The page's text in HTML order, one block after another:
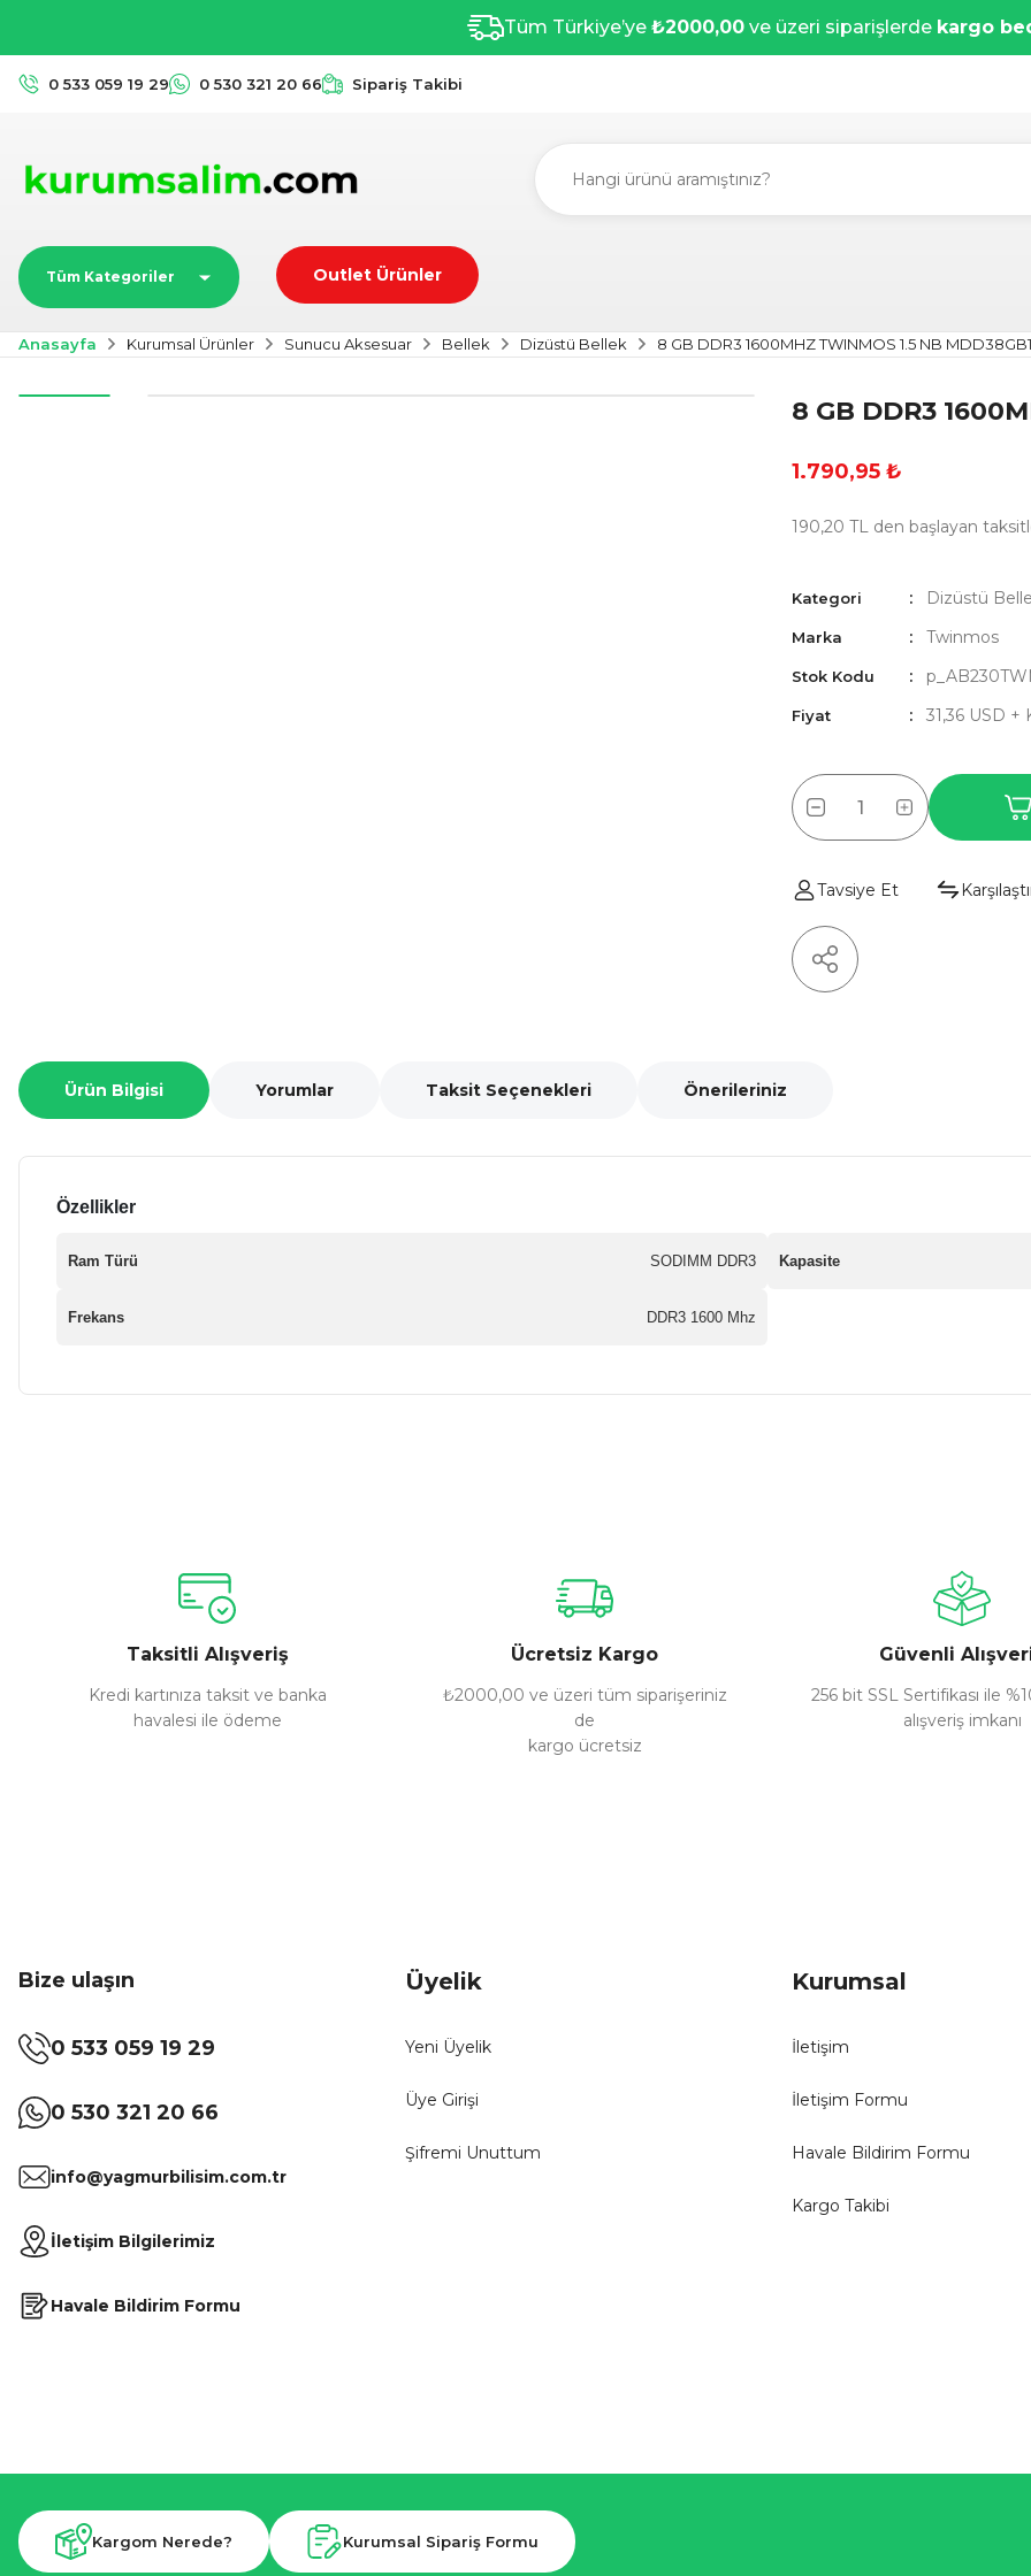
Tüm Türkiye’ye ₺2000,00 ve üzeri siparişlerde kargo
0 533 059 19 29 0 530 321 20 66 Sipariş Takibi
Tüm Kategoriler Outlet Ürünler
Anasayfa Kurumsal Ürünler Sunucu Aksesuar Bellek Dizüstü Bellek 8 GB DDR3 1600MHZ TWINMOS 1.5 NB
8 GB DDR3
1.790,95 ₺
190,20 TL den başlayan
Kategori Dizüstü
Marka Twinmos
Stok Kodu
Fiyat 31,36 USD +
Tavsiye Et
Ürün Bilgisi Yorumlar Taksit Seçenekleri Önerileriniz
Özellikler
Ram Türü SODIMM DDR3 Kapasite
Frekans DDR3 1600 Mhz
Ürün açıklamasında eksik bilgiler bulunuyor.
Ürün bilgilerinde hatalar bulunuyor.
Ürün fiyatı diğer sitelerden daha pahalı.
Bu ürüne benzer farklı alternatifler olmalı.
Taksitli Alışveriş
Kredi kartınıza taksit ve banka
havalesi ile ödeme
Ücretsiz Kargo
₺2000,00 ve üzeri tüm siparişeriniz
de
kargo ücretsiz
Güvenli
256 bit SSL Sertifikası ile
alışveriş imkanı
Bize ulaşın
0 533 059 19 29
0 530 321 20 66
info@yagmurbilisim.com.tr
İletişim Bilgilerimiz
Havale Bildirim Formu
Üyelik
Yeni Üyelik
Üye Girişi
Şifremi Unuttum
Kurumsal
İletişim
İletişim Formu
Havale Bildirim Formu
Kargo Takibi
Kargom Nerede? Kurumsal Sipariş Formu